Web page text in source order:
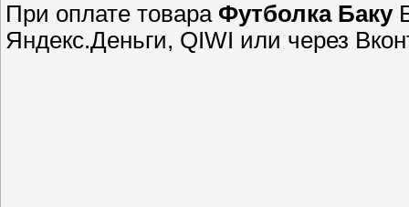
При оплате товара Футболка Баку
Яндекс.Деньги, QIWI или через